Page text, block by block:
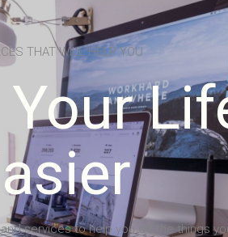
THAT WILL HELP YOU
services to help you do the things